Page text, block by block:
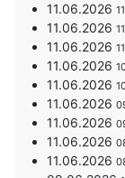
11.06.2026
11.06.2026
11.06.2026
11.06.2026
11.06.2026
11.06.2026
11.06.2026
11.06.2026
11.06.2026